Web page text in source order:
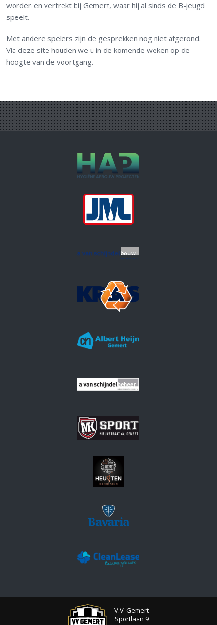
worden en vertrekt bij Gemert, waar hij al sinds de B-jeugd
speelt.
Met andere spelers zijn de gesprekken nog niet afgerond.
Via deze site houden we u in de komende weken op de
hoogte van de voortgang.
V.V. Gemert
Sportlaan 9